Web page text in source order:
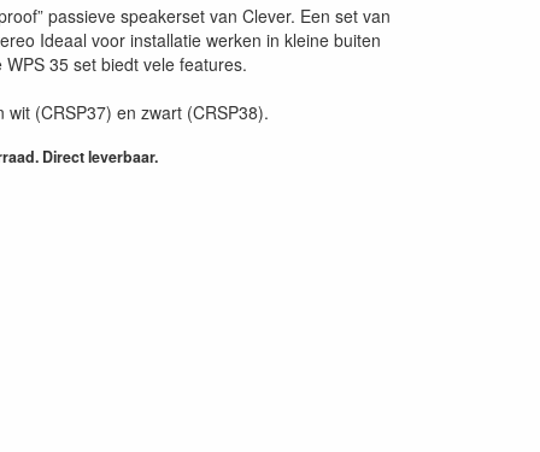
passieve speakerset van Clever. Een set van
Ideaal voor installatie werken in kleine buiten
WPS 35 set biedt vele features.
wit (CRSP37) en zwart (CRSP38).
Direct leverbaar.